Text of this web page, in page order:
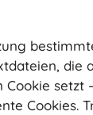
die
setzt –
Cookies.